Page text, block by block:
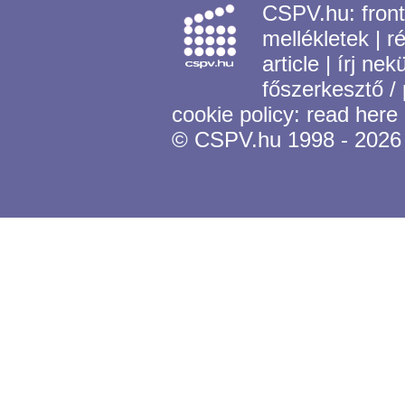
CSPV.hu:
mellékletek |
article | írj
főszerkesztő
cookie policy: read here
© CSPV.hu 1998 - 2026